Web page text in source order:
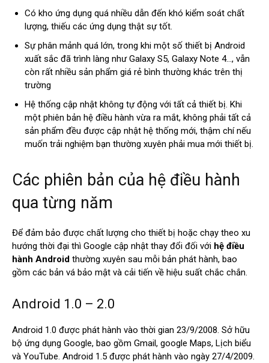
Có kho ứng dụng quá nhiều dẫn đến khó kiểm soát chất
lượng, thiếu các ứng dụng thật sự tốt.
Sự phân mảnh quá lớn, trong khi một số thiết bị Android
xuất sắc đã trình làng như Galaxy S5, Galaxy Note 4…, vẫn
còn rất nhiều sản phẩm giá rẻ bình thường khác trên thị
trường
Hệ thống cập nhật không tự động với tất cả thiết bị. Khi
một phiên bản hệ điều hành vừa ra mắt, không phải tất cả
sản phẩm đều được cập nhật hệ thống mới, thậm chí nếu
muốn trải nghiệm bạn thường xuyên phải mua mới thiết bị.
Các phiên bản của hệ điều hành
qua từng năm
Để đảm bảo được chất lượng cho thiết bị hoặc chạy theo xu
hướng thời đại thì Google cập nhật thay đổi đối với hệ điều
hành Android thường xuyên sau mỗi bản phát hành, bao
gồm các bản vá bảo mật và cải tiến về hiệu suất chắc chắn.
Android 1.0 – 2.0
Android 1.0 được phát hành vào thời gian 23/9/2008. Sở hữu
bộ ứng dụng Google, bao gồm Gmail, google Maps, Lịch biểu
và YouTube. Android 1.5 được phát hành vào ngày 27/4/2009.